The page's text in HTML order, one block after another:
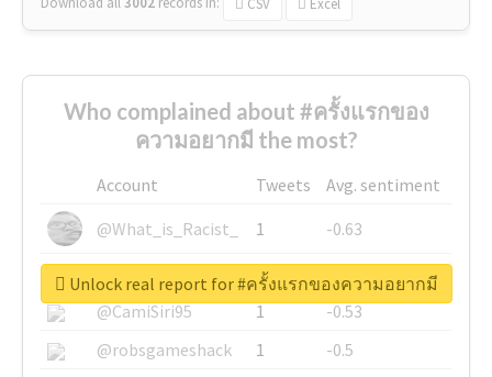
Who complained about #ครั้งแรกของ
ความอยากมี the most?
Account Tweets
Avg. sentiment
@What_is_Racist_
1
-0.63
@SkateChart
1
-0.6
@CamiSiri95
1
-0.53
@robsgameshack
1
-0.5
Unlock real report for #ครั้งแรกของความอยากมี